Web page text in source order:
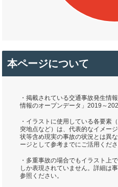
本ページについて
・掲載されている交通事故発生情
情報のオープンデータ」2019～
・イラストに使用している各要素
突地点など）は、代表的なイメー
状等含め現実の事故の状況とは異
ージとして参考までにご活用くださ
・多重事故の場合でもイラスト上
しか表現されていません。詳細は
参照ください。